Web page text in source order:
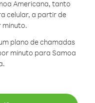
Americana, tanto
celular, a partir de
minuto.
plano de chamadas
minuto para Samoa